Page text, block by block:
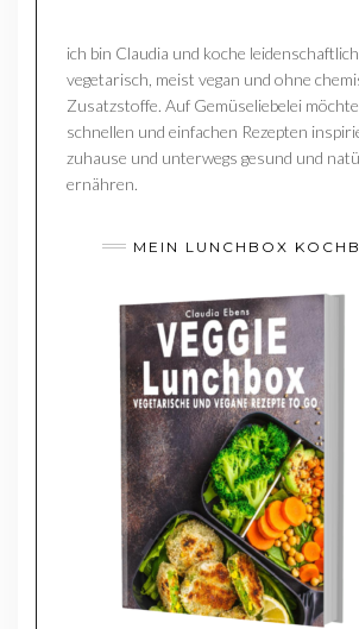
ich bin Claudia und koche
vegetarisch, meist vegan und ohne
Zusatzstoffe. Auf Gemüseliebelei
schnellen und einfachen Rezepten
zuhause und unterwegs gesund und
ernähren.
MEIN LUNCHBOX